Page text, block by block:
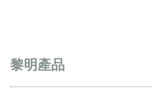
黎明產品